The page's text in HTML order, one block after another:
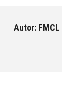
Autor: FMCL